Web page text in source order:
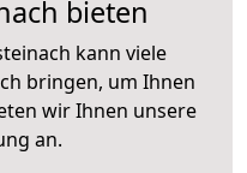
bieten
kann viele
bringen, um Ihnen
wir Ihnen unsere
an.